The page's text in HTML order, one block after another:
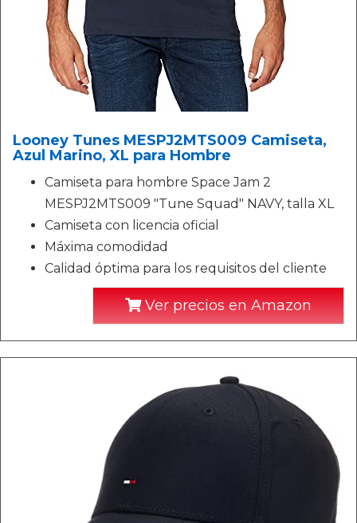
Looney Tunes MESPJ2MTS009 Camiseta,
Azul Marino, XL para Hombre
Camiseta para hombre Space Jam 2
MESPJ2MTS009 "Tune Squad" NAVY, talla XL
Camiseta con licencia oficial
Máxima comodidad
Calidad óptima para los requisitos del cliente
Ver precios en Amazon